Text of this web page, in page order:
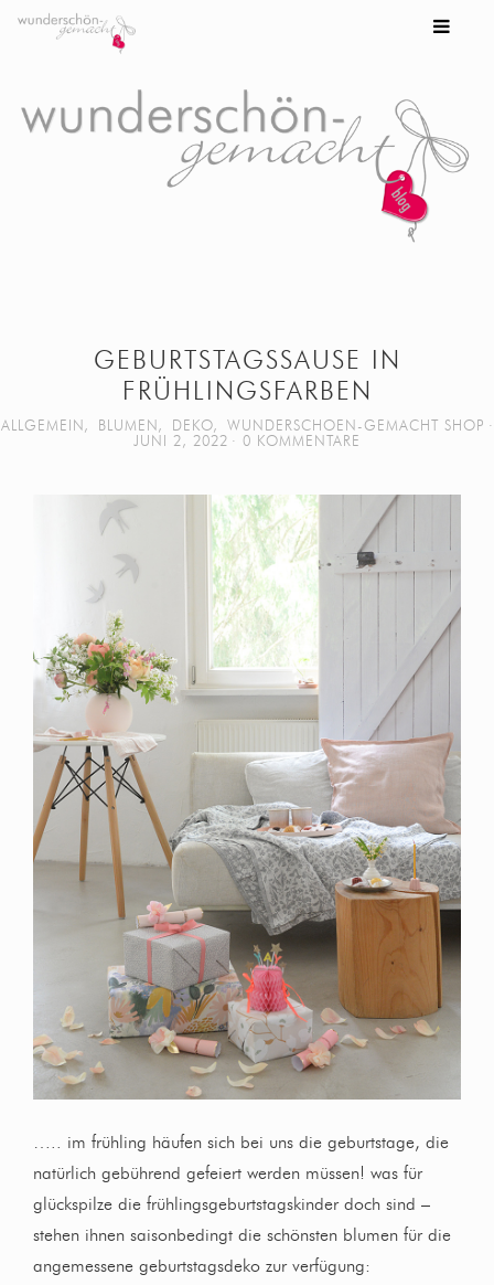
GEBURTSTAGSSAUSE IN
FRÜHLINGSFARBEN
ALLGEMEIN , BLUMEN , DEKO,
WUNDERSCHOEN-GEMACHT SHOP
JUNI 2, 2022
0 KOMMENTARE
….. im frühling häufen sich bei uns die geburtstage, die
natürlich gebührend gefeiert werden müssen! was für
glückspilze die frühlingsgeburtstagskinder doch sind –
stehen ihnen saisonbedingt die schönsten blumen für die
angemessene geburtstagsdeko zur verfügung: